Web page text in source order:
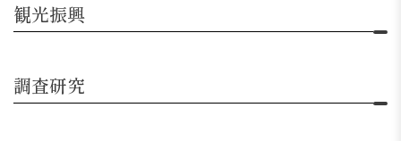
観光振興
調査研究